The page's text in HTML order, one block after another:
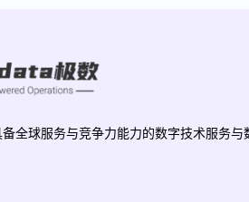
全球服务与竞争力能力的数字技术服务与